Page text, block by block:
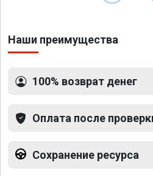
Наши преимущества
100% возврат денег
Оплата после
Сохранение ресурса